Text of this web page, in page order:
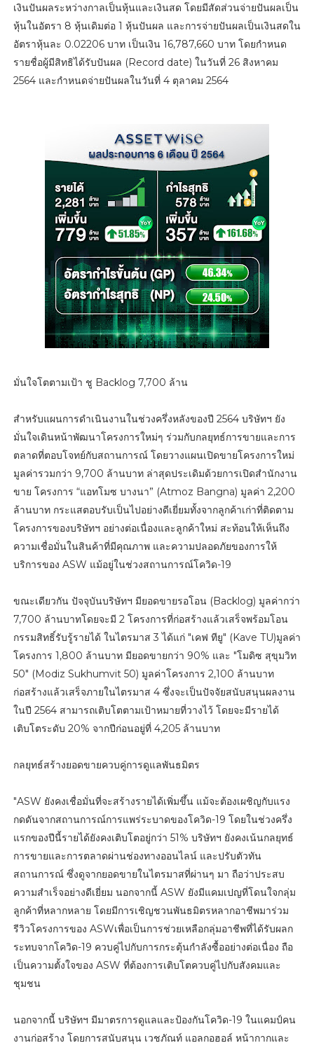
เงินปันผลระหว่างกาลเป็นหุ้นและเงินสด โดยมีสัดส่วนจ่ายปันผลเป็น
หุ้นในอัตรา 8 หุ้นเดิมต่อ 1 หุ้นปันผล และการจ่ายปันผลเป็นเงินสดใน
อัตราหุ้นละ 0.02206 บาท เป็นเงิน 16,787,660 บาท โดยกำหนด
รายชื่อผู้มีสิทธิได้รับปันผล (Record date) ในวันที่ 26 สิงหาคม
2564 และกำหนดจ่ายปันผลในวันที่ 4 ตุลาคม 2564
มั่นใจโตตามเป้า ชู Backlog 7,700 ล้าน
สำหรับแผนการดำเนินงานในช่วงครึ่งหลังของปี 2564 บริษัทฯ ยัง
มั่นใจเดินหน้าพัฒนาโครงการใหม่ๆ ร่วมกับกลยุทธ์การขายและการ
ตลาดที่ตอบโจทย์กับสถานการณ์ โดยวางแผนเปิดขายโครงการใหม่
มูลค่ารวมกว่า 9,700 ล้านบาท ล่าสุดประเดิมด้วยการเปิดสำนักงาน
ขาย โครงการ “แอทโมซ บางนา” (Atmoz Bangna) มูลค่า 2,200
ล้านบาท กระแสตอบรับเป็นไปอย่างดีเยี่ยมทั้งจากลูกค้าเก่าที่ติดตาม
โครงการของบริษัทฯ อย่างต่อเนื่องและลูกค้าใหม่ สะท้อนให้เห็นถึง
ความเชื่อมั่นในสินค้าที่มีคุณภาพ และความปลอดภัยของการให้
บริการของ ASW แม้อยู่ในช่วงสถานการณ์โควิด-19
ขณะเดียวกัน ปัจจุบันบริษัทฯ มียอดขายรอโอน (Backlog) มูลค่ากว่า
7,700 ล้านบาทโดยจะมี 2 โครงการที่ก่อสร้างแล้วเสร็จพร้อมโอน
กรรมสิทธิ์รับรู้รายได้ ในไตรมาส 3 ได้แก่ "เคฟ ทียู" (Kave TU)มูลค่า
โครงการ 1,800 ล้านบาท มียอดขายกว่า 90% และ "โมดิซ สุขุมวิท
50" (Modiz Sukhumvit 50) มูลค่าโครงการ 2,100 ล้านบาท
ก่อสร้างแล้วเสร็จภายในไตรมาส 4 ซึ่งจะเป็นปัจจัยสนับสนุนผลงาน
ในปี 2564 สามารถเติบโตตามเป้าหมายที่วางไว้ โดยจะมีรายได้
เติบโตระดับ 20% จากปีก่อนอยู่ที่ 4,205 ล้านบาท
กลยุทธ์สร้างยอดขายควบคู่การดูแลพันธมิตร
"ASW ยังคงเชื่อมั่นที่จะสร้างรายได้เพิ่มขึ้น แม้จะต้องเผชิญกับแรง
กดดันจากสถานการณ์การแพร่ระบาดของโควิด-19 โดยในช่วงครึ่ง
แรกของปีนี้รายได้ยังคงเติบโตอยู่กว่า 51% บริษัทฯ ยังคงเน้นกลยุทธ์
การขายและการตลาดผ่านช่องทางออนไลน์ และปรับตัวทัน
สถานการณ์ ซึ่งดูจากยอดขายในไตรมาสที่ผ่านๆ มา ถือว่าประสบ
ความสำเร็จอย่างดีเยี่ยม นอกจากนี้ ASW ยังมีแคมเปญที่โดนใจกลุ่ม
ลูกค้าที่หลากหลาย โดยมีการเชิญชวนพันธมิตรหลากอาชีพมาร่วม
รีวิวโครงการของ ASWเพื่อเป็นการช่วยเหลือกลุ่มอาชีพที่ได้รับผลก
ระทบจากโควิด-19 ควบคู่ไปกับการกระตุ้นกำลังซื้ออย่างต่อเนื่อง ถือ
เป็นความตั้งใจของ ASW ที่ต้องการเติบโตควบคู่ไปกับสังคมและ
ชุมชน
นอกจากนี้ บริษัทฯ มีมาตรการดูแลและป้องกันโควิด-19 ในแคมป์คน
งานก่อสร้าง โดยการสนับสนุน เวชภัณท์ แอลกอฮอล์ หน้ากากและ